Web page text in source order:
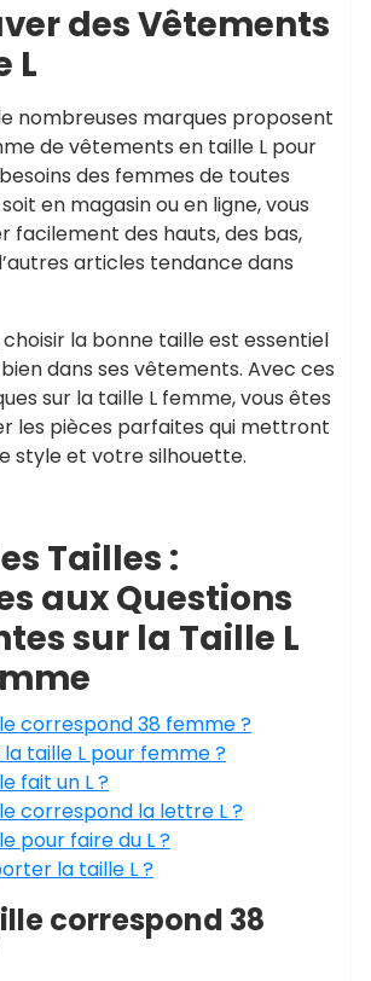
des Vêtements
L
nombreuses marques proposent
de vêtements en taille L pour
des femmes de toutes
en magasin ou en ligne, vous
facilement des hauts, des bas,
articles tendance dans
choisir la bonne taille est essentiel
dans ses vêtements. Avec ces
sur la taille L femme, vous êtes
les pièces parfaites qui mettront
style et votre silhouette.
Tailles :
aux Questions
sur la Taille L
correspond 38 femme ?
taille L pour femme ?
fait un L ?
correspond la lettre L ?
pour faire du L ?
la taille L ?
correspond 38